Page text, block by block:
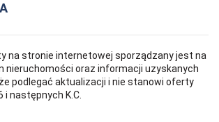
na stronie internetowej sporządzany jest na
nieruchomości oraz informacji uzyskanych
podlegać aktualizacji i nie stanowi oferty
i następnych K.C.